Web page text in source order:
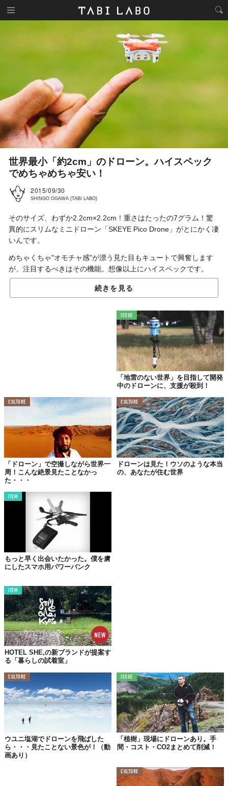
世界最小「約2cm」のドローン。ハイスペック
でめちゃめちゃ安い！
2015/09/30
SHINGO OGAWA (TABI LABO)
そのサイズ、わずか2.2cm×2.2cm！重さはたったの7グラム！驚
異的にスリムなミニドローン「SKEYE Pico Drone」がとにかく凄
いんです。
めちゃくちゃ"オモチャ感"が漂う見た目もキュートで興奮します
が、注目するべきはその機能。想像以上にハイスペックです。
まずは見た目に注目
ひとつ目の動画で思わず感動してしまったあなた。コントローラ
ーの見た目とめちゃくちゃ簡単そうに見える操作感にワクワクし
ませんか？
ふたつ目の動画にも要注目。胸ポケに入ってる時点で十分小ささ
が伝わってきますが、コントローラーの中心部にドローン本体を
格納できちゃうなんて、なんて気の利いた構造なのでしょうか！
まだまだこれは序の口。もちろん実際の使い勝手もぶっ飛んでま
す。
操作性も抜群
一回転も自由自在
続きを見る
ISSUE
「地雷のない世界」を目指して開発
中のドローンに、支援が殺到！
CULTURE
「ドローン」で空撮しながら世界一
周！こんな絶景見たことなかっ
た・・・
CULTURE
ドローンは見た！ウソのような本当
の、あなたが住む世界
ITEM
もっと早く出会いたかった。僕を虜
にしたスマホ用パワーバンク
ITEM
HOTEL SHE,の新ブランドが提案す
る「暮らしの試着室」
CULTURE
ウユニ塩湖でドローンを飛ばした
ら・・・見たことない景色が！（動
画あり）
ISSUE
「植樹」現場にドローンあり。手
間・コスト・CO2まとめて削減！
CULTURE